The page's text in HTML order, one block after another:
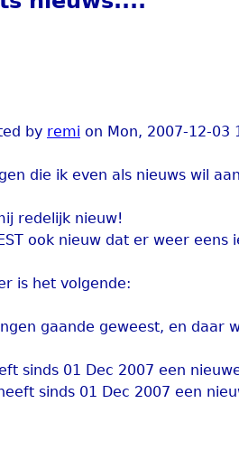
by remi on Mon, 2007-12-03
die ik even als nieuws wil
redelijk nieuw!
ook nieuw dat er weer eens
is het volgende:
gaande geweest, en daar
sinds 01 Dec 2007 een
sinds 01 Dec 2007 een